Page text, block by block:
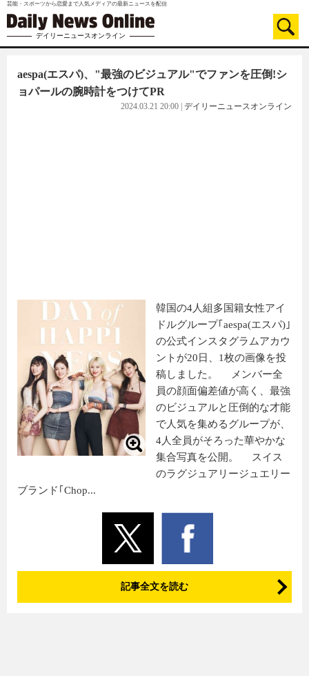
芸能・スポーツから恋愛まで人気メディアの最新ニュースを配信
デイリーニュースオンライン
aespa(エスパ)、"最強のビジュアル"でファンを圧倒!シ
ョパールの腕時計をつけてPR
2024.03.21 20:00 デイリーニュースオンライン
韓国の4人組多国籍女性アイ
ドルグループ｢aespa(エスパ)｣
の公式インスタグラムアカウ
ントが20日、1枚の画像を投
稿しました。 メンバー全
員の顔面偏差値が高く、最強
のビジュアルと圧倒的な才能
で人気を集めるグループが、
4人全員がそろった華やかな
集合写真を公開。 スイス
のラグジュアリージュエリー
ブランド｢Chop...
記事全文を読む